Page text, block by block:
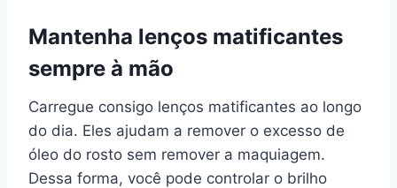
Mantenha lenços matificantes
sempre à mão
Carregue consigo lenços matificantes ao longo
do dia. Eles ajudam a remover o excesso de
óleo do rosto sem remover a maquiagem.
Dessa forma, você pode controlar o brilho